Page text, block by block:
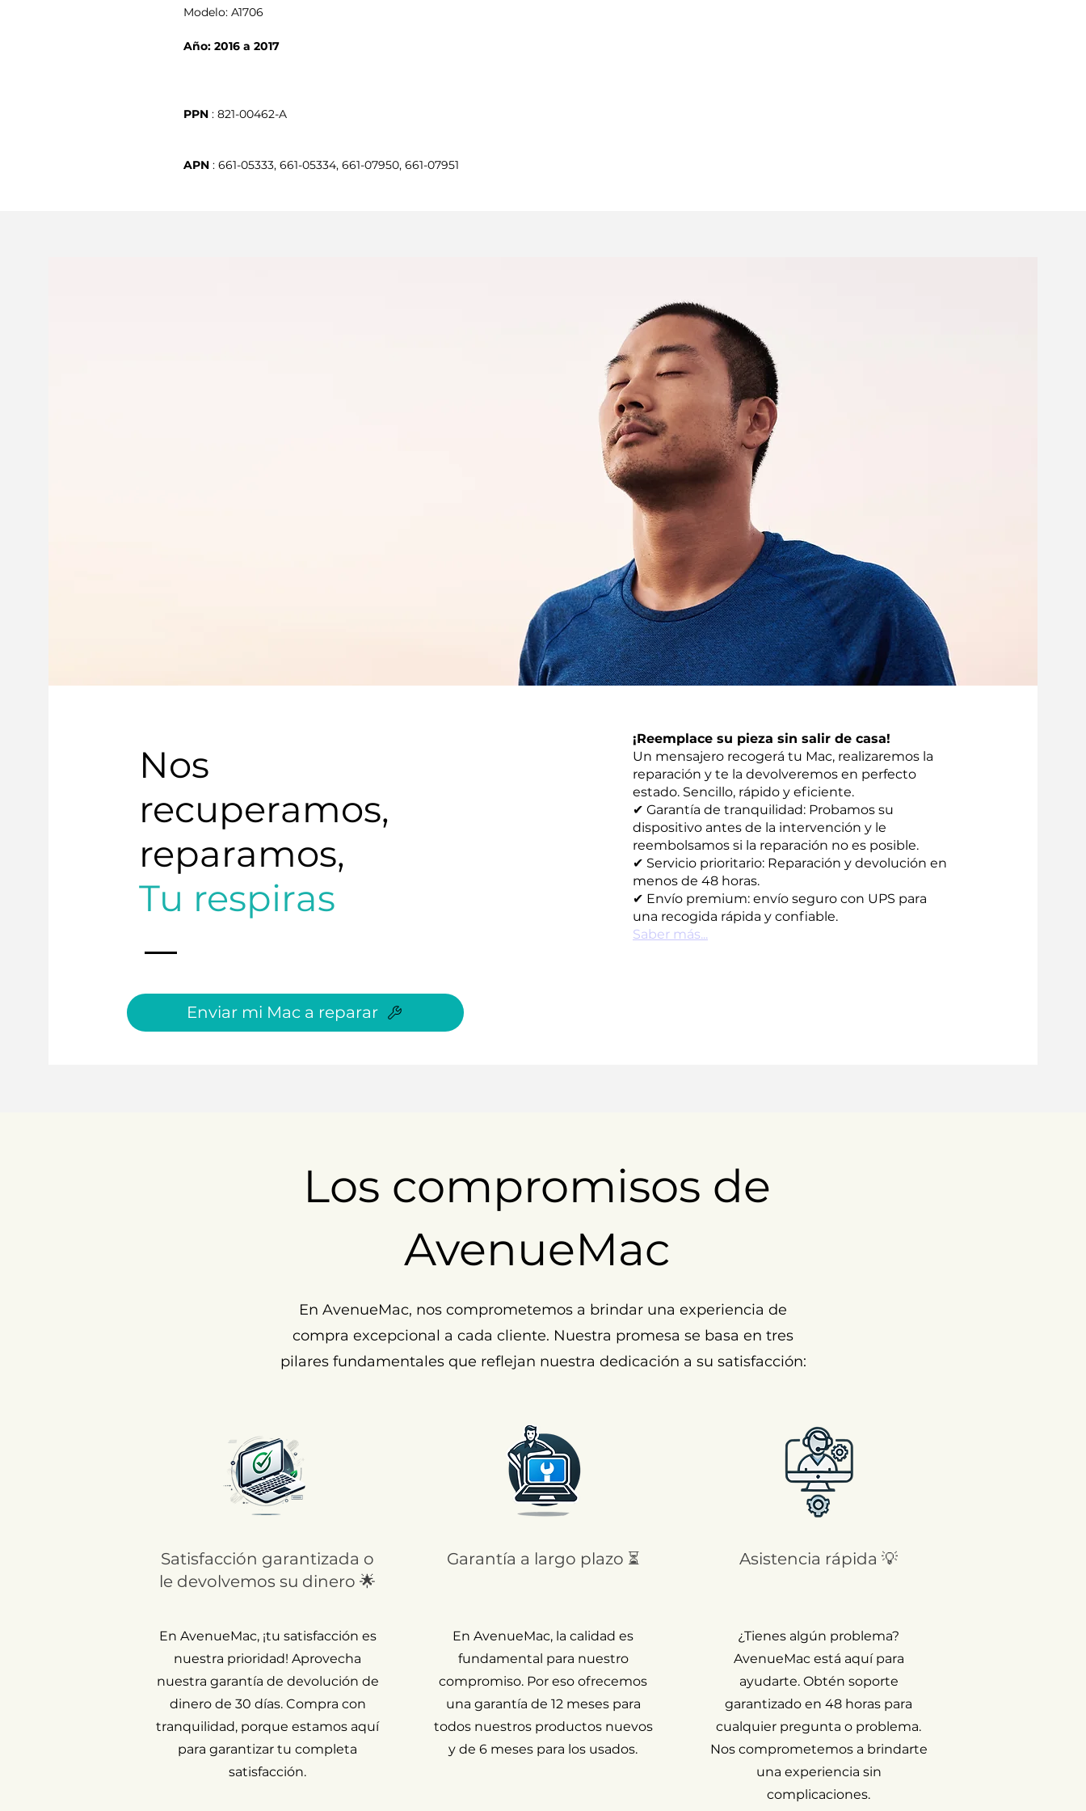
Modelo: A1706
Año: 2016 a 2017
PPN
APN : 661-05333, 661-05334, 661-07950, 661-07951
Nos
recuperamos,
reparamos,
Tu respiras
Enviar mi Mac a reparar
¡Reemplace su pieza sin salir de casa!
Un mensajero recogerá tu Mac, realizaremos la
reparación y te la devolveremos en perfecto
estado. Sencillo, rápido y eficiente.
✔ Garantía de tranquilidad: Probamos su
dispositivo antes de la intervención y le
reembolsamos si la reparación no es posible.
✔ Servicio prioritario: Reparación y devolución en
menos de 48 horas.
✔ Envío premium: envío seguro con UPS para
una recogida rápida y confiable.
Saber más...
Los compromisos de
AvenueMac
En AvenueMac, nos comprometemos a brindar una experiencia de
compra excepcional a cada cliente. Nuestra promesa se basa en tres
pilares fundamentales que reflejan nuestra dedicación a su satisfacción:
Satisfacción garantizada o
le devolvemos su dinero 🌟
En AvenueMac, ¡tu satisfacción es
nuestra prioridad! Aprovecha
nuestra garantía de devolución de
dinero de 30 días. Compra con
tranquilidad, porque estamos aquí
para garantizar tu completa
satisfacción.
Garantía a largo plazo ⏳
En AvenueMac, la calidad es
fundamental para nuestro
compromiso. Por eso ofrecemos
una garantía de 12 meses para
todos nuestros productos nuevos
y de 6 meses para los usados.
Asistencia rápida 💡
¿Tienes algún problema?
AvenueMac está aquí para
ayudarte. Obtén soporte
garantizado en 48 horas para
cualquier pregunta o problema.
Nos comprometemos a brindarte
una experiencia sin
complicaciones.